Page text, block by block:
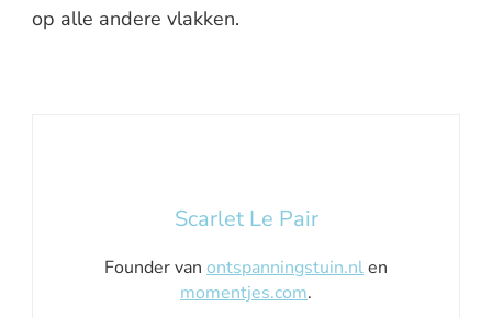
op alle andere vlakken.
Scarlet Le Pair
Founder van ontspanningstuin.nlen
momentjes.com.